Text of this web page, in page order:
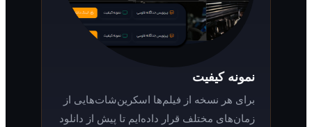
نمونه کیفیت
برای هر نسخه از فیلم‌ها اسکرین‌شات‌هایی از
زمان‌های مختلف قرار داده‌ایم تا پیش از دانلود